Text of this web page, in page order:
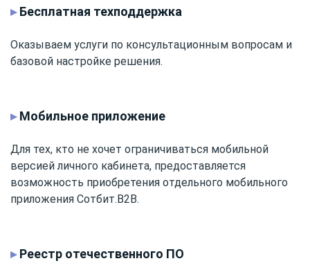
▸Бесплатная техподдержка
Оказываем услуги по консультационным вопросам и
базовой настройке решения.
▸Мобильное приложение
Для тех, кто не хочет ограничиваться мобильной
версией личного кабинета, предоставляется
возможность приобретения отдельного мобильного
приложения Сотбит.B2B.
▸Реестр отечественного ПО